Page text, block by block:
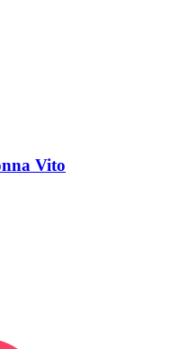
Vito